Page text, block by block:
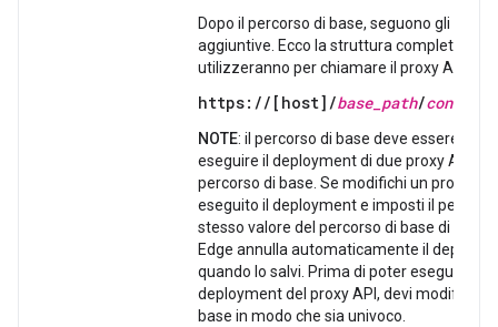
Dopo il percorso di base, seguono gli URL
aggiuntive. Ecco la struttura completa
utilizzeranno per chiamare il proxy API:
https://[host]/base_path/
NOTE: il percorso di base deve essere
eseguire il deployment di due proxy API
percorso di base. Se modifichi un proxy
eseguito il deployment e imposti il
stesso valore del percorso di base di un
Edge annulla automaticamente il
quando lo salvi. Prima di poter eseguire
deployment del proxy API, devi modificare
base in modo che sia univoco.